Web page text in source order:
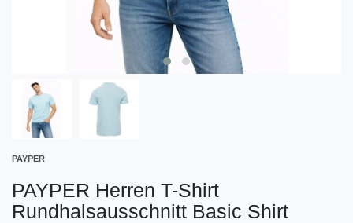
PAYPER
PAYPER Herren T-Shirt
Rundhalsausschnitt Basic Shirt